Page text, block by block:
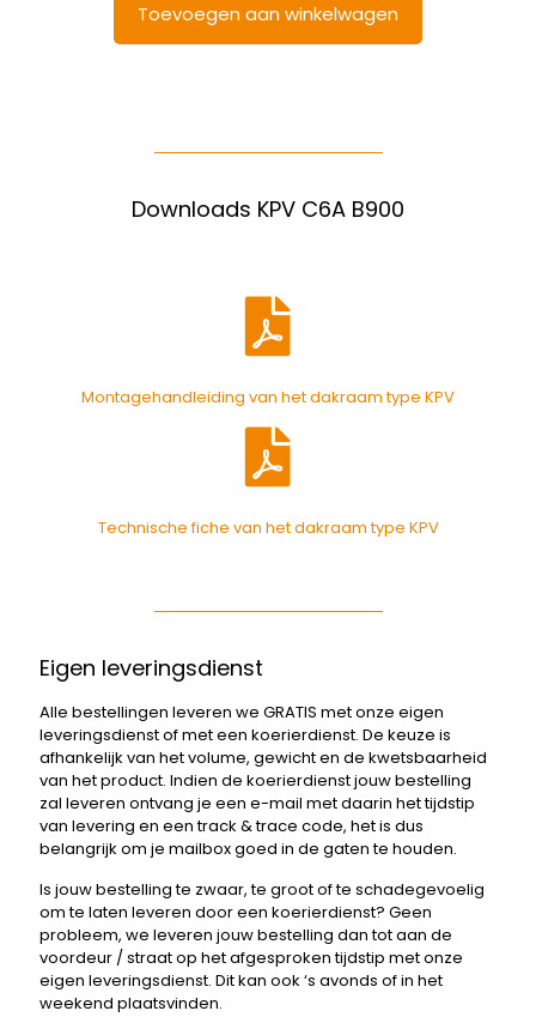
Toevoegen aan winkelwagen
Downloads KPV C6A B900
Montagehandleiding van het dakraam type KPV
Technische fiche van het dakraam type KPV
Eigen leveringsdienst
Alle bestellingen leveren we GRATIS met onze eigen
leveringsdienst of met een koerierdienst. De keuze is
afhankelijk van het volume, gewicht en de kwetsbaarheid
van het product. Indien de koerierdienst jouw bestelling
zal leveren ontvang je een e-mail met daarin het tijdstip
van levering en een track & trace code, het is dus
belangrijk om je mailbox goed in de gaten te houden.
Is jouw bestelling te zwaar, te groot of te schadegevoelig
om te laten leveren door een koerierdienst? Geen
probleem, we leveren jouw bestelling dan tot aan de
voordeur / straat op het afgesproken tijdstip met onze
eigen leveringsdienst. Dit kan ook ‘s avonds of in het
weekend plaatsvinden.